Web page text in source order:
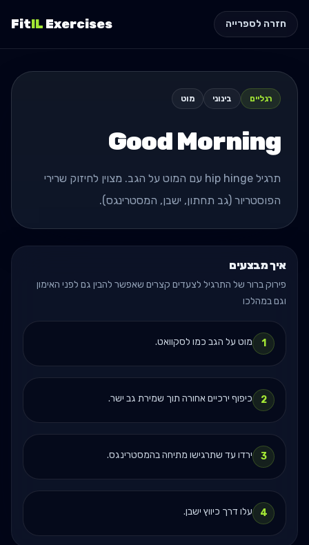
חזרה לספרייה FitIL Exercises
רגליים בינוני מוט
Good Morning
תרגיל hip hinge עם המוט על הגב. מצוין לחיזוק שרירי
הפוסטריור (גב תחתון, ישבן, המסטרינגס).
איך מבצעים
פירוק ברור של התרגיל לצעדים קצרים שאפשר להבין גם לפני האימון
וגם במהלכו
1 מוט על הגב כמו לסקוואט.
2 כיפוף ירכיים אחורה תוך שמירת גב ישר.
3 ירדו עד שתרגישו מתיחה בהמסטרינגס.
4 עלו דרך כיווץ ישבן.